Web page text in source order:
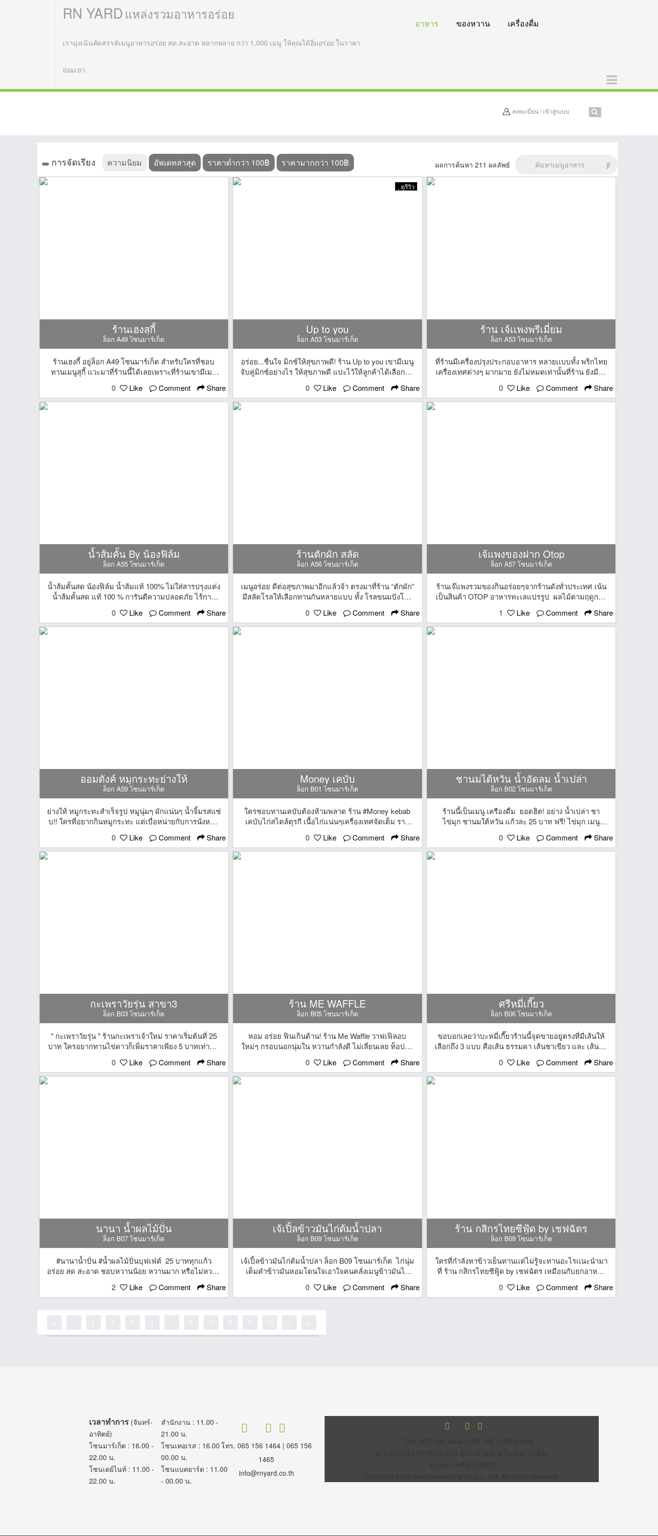
RN YARD แหล่งรวมอาหารอร่อย
เรามุ่งเน้นคัดสรรค์เมนูอาหารอร่อย สด สะอาด หลากหลาย กว่า 1,000 เมนู ให้คุณได้อิ่มอร่อย ในราคา
ย่อมเยา
อาหาร ของหวาน เครื่องดื่ม
ลงทะเบียน / เข้าสู่ระบบ
การจัดเรียง ความนิยม อัพเดทล่าสุด ราคาต่ำกว่า 100฿ ราคามากกว่า 100฿ ผลการค้นหา 211 ผลลัพธ์
ร้านเฮงสุกี้
ล็อก A49 โซนมาร์เก็ต
ร้านเฮงกี้ อยู่ล็อก A49 โซนมาร์เก็ต สำหรับใครที่ชอบ
ทานเมนูสุกี้ เเวะมาที่ร้านนี้ได้เลยเพราะที่ร้านเขามีเมนู
ทั้ง สุกี้น้ำอกไก่ สุกี้น้ำหมู สุกี้น้ำทะเล ราคาเริ่มต้นเพียง
45 บาทเท่านั้น เเละยังไม่หมดที่ร้านเขามี ทอดมันกุ้งเเละ
ปอเปี๊ยะกุ้งด้วยนะครับ เย็นนี้เเวะมาอุดหนุนกันได้นะครับ
0 Like Comment Share
ดูรีวิว
Up to you
ล็อก A53 โซนมาร์เก็ต
อร่อย...ชื่นใจ มิกซ์ให้สุขภาพดี! ร้าน Up to you เขามีเมนู
จับคู่มิกซ์อย่างไร ให้สุขภาพดี แปะไว้ให้ลูกค้าได้เลือกกัน
ที่หน้าร้านด้วย อยากผิวสวย ควบคุมน้ำหนัก ชะลอริ้วรอย
ลดคลอเรสเตอรอล แก้ท้องผูก หรือ คลายเครียด ก็สั่งผล
ไม้ตามเมนูแนะนำมามิกซ์กันได้เลย ทุกแก้วรับประกันว่า
0 Like Comment Share
ร้าน เจ้เเพงพรีเมี่ยม
ล็อก A53 โซนมาร์เก็ต
ที่ร้านมีเครื่องปรุงประกอบอาหาร หลายเเบบทั้ง พริกไทย
เครื่องเทศต่างๆ มากมาย ยังไม่หมดเท่านั้นที่ร้าน ยังมีไข่
ไก่ ไข่นกกะทา สดๆ ใครที่หาวัตถุดิบประกอบอาหาร
เเนะนำร้านนี้ได้เลยนะครับ
0 Like Comment Share
น้ำส้มคั้น By น้องฟิล์ม
ล็อก A55 โซนมาร์เก็ต
น้ำส้มคั้นสด น้องฟิล์ม น้ำส้มแท้ 100% ไม่ใส่สารปรุงแต่ง
น้ำส้มคั้นสด แท้ 100 % การันตีความปลอดภัย ไร้การ
ปรุงแต่ง ไม่ผสมสีและน้ำตาล อร่อย สดชื่นสุดๆ นอกจาก
ดับกระหายเพิ่มความสดชื่นแล้ว ยังช่วยให้ระบบย่อย
อาหารทำงานดีขึ้น มีวิตามิน C ทำให้ผิวสวย รวมไปถึง
0 Like Comment Share
ร้านตักผัก สลัด
ล็อก A56 โซนมาร์เก็ต
เมนูอร่อย ดีต่อสุขภาพมาอีกแล้วจ้า ตรงมาที่ร้าน “ตักผัก”
มีสลัดโรลให้เลือกทานกันหลายแบบ ทั้ง โรลขนมปังโฮล
วีท ปูอัด สาหร่าย ไข่หวาน กล่องละ 35 บาทเท่านั้น ผัก
ร้านนี้ สด สะอาด ปลอดสาร น้ำสลัดก็มีให้เลือกหลาย
แบบ ไขมันต่ำ ดีต่อสุขภาพ แถมยังมีเมนูข้าวปลาซาบะ
0 Like Comment Share
เจ้แพงของฝาก Otop
ล็อก A57 โซนมาร์เก็ต
ร้านเจ๊แพงรวมของกินอร่อยๆจากร้านดังทั่วประเทศ เน้น
เป็นสินค้า OTOP อาหารทะเลแปรรูป ผลไม้ตามฤดูกาล
อร่อย ราคาย่อมเยา สลับหมุนเวียนกันไป นึกถึงของฝาก
นึกถึงร้านเจ๊แพงเลยจ้า
1 Like Comment Share
ออมตังค์ หมูกระทะย่างให้
ล็อก A59 โซนมาร์เก็ต
ย่างให้ หมูกระทะสำเร็จรูป หมูนุ่มๆ ผักแน่นๆ น้ำจิ้มรสแซ่
บ!! ใครที่อยากกินหมูกระทะ แต่เบื่อหน่ายกับการนั่งหน้า
เตาร้อนๆ หรือเพื่อนไม่ว่างตรงกันสักที ต้องรอคนนู้นคน
นี้ ขอแนะนำร้านนี้เลย หมูกระทะสำเร็จรูป ! ย่างให้ร้อนๆ
ได้กลิ่นเนยหอมๆ พร้อมชุดผัก น้ำจิ้มจิ้มสุดแซ่บ!
0 Like Comment Share
Money เคบับ
ล็อก B01 โซนมาร์เก็ต
ใครชอบทานเคบับต้องห้ามพลาด ร้าน #Money kebab
เคบับไก่สไตล์ตุรกี เนื้อไก่แน่นๆเครื่องเทศจัดเต็ม ราด
ด้วยซอสสูตรพิเศษรสเข้มข้น รับประกันความอร่อยเสิร์ฟ
ร้อนๆ ชิ้นใหญ่เต็มคำ ราคาเริ่มต้นเพียง 25 บาทเท่านั้น
แบบนี้พลาดไม่ได้แล้ว
0 Like Comment Share
ชานมไต้หวัน น้ำอัดลม น้ำเปล่า
ล็อก B02 โซนมาร์เก็ต
ร้านนี้เป็นเมนู เครืองดื่ม ยอดฮิต! อย่าง น้ำเปล่า ชา
ไข่มุก ชานมใต้หวัน แก้วละ 25 บาท ฟรี! ไข่มุก เมนู
0 Like Comment Share
กะเพราวัยรุ่น สาขา3
ล็อก B03 โซนมาร์เก็ต
" กะเพราวัยรุ่น " ร้านกะเพราเจ้าใหม่ ราคาเริ่มต้นที่ 25
บาท ใครอยากทานไข่ดาวก็เพิ่มราคาเพียง 5 บาทเท่านั้น
กระเป๋าา
0 Like Comment Share
ร้าน ME WAFFLE
ล็อก B05 โซนมาร์เก็ต
หอม อร่อย ฟินเกินต้าน! ร้าน Me Waffle วาฟเฟิลอบ
ใหม่ๆ กรอบนอกนุ่มใน หวานกำลังดี ไม่เลี่ยนเลย ท็อปปิ้ง
ก็จัดเต็มกว่า 10 หน้า! มีทั้งไส้คาวและหวานให้เลือกจุใจ
ในราคาชิ้นละ 10 บาท! คุ้มกว่านี้ไม่มีอีกแล้ว!
0 Like Comment Share
ศรีหมี่เกี๊ยว
ล็อก B06 โซนมาร์เก็ต
ขอบอกเลยว่าบะหมี่เกี๊ยวร้านนี้จุดขายอยู่ตรงที่มีเส้นให้
เลือกถึง 3 แบบ คือเส้น ธรรมดา เส้นชาเขียว และ เส้นชา
โคล เส้นเหนียวนุ่ม...ได้รสสัมผัสที่ต่างกันออกไป เสิร์ฟ
พร้อมหมูแดง และ เกี๊ยวคำโต แป้งนุ่มๆ ไส้แน่นๆ ราคา
เริ่มต้นที่ 35 บาทเท่านั้นจ้า
0 Like Comment Share
นานา น้ำผลไม้ปั่น
ล็อก B07 โซนมาร์เก็ต
#นานาน้ำปั่น #น้ำผลไม้ปั่นบุฟเฟ่ต์ 25 บาททุกแก้ว
อร่อย สด สะอาด ชอบหวานน้อย หวานมาก หรือไม่หวาน
เลย ก็สั่งได้นะคะ ที่ร้านมีผลไม้สดๆให้เลือกเยอะมากก
ทั้ง อโวคาโด แอปเปิ้ล ส้ม แตงโม กีวี่ ฯลฯ เลือกมิกซ์ได้
2 Like Comment Share
เจ้เปิ้ลข้าวมันไก่ต้มน้ำปลา
ล็อก B09 โซนมาร์เก็ต
เจ้เปิ้ลข้าวมันไก่ต้มน้ำปลา ล็อก B09 โซนมาร์เก็ต ไก่นุ่ม
เต็มคำข้าวมันหอมโดนใจเอาใจคนคลั่งเมนูข้าวมันไก่
0 Like Comment Share
ร้าน กสิกรไทยซีฟู้ด by เชฟฉัตร
ล็อก B09 โซนมาร์เก็ต
ใครที่กำลังหาข้าวเย็นทานเเต่ไม่รู้จะทานอะไรเเนะนำมา
ที่ ร้าน กสิกรไทยซีฟู้ด by เชฟฉัตร เหมือนกับยกอาหาร
ภัตตาคาร มาไว้ในตลาด RN Yard โคราช ที่ร้านเขามี
เมนูทั้ง ปลาช่อนเเป๊ะซะ ต้มยำ กุ้งเเช่น้ำปลา ข้าวผัด กุ้ง
0 Like Comment Share
เวลาทำการ(จันทร์-
อาทิตย์)
โซนมาร์เก็ต : 16.00 -
22.00 น.
โซนเดย์ไนท์ : 11.00 -
22.00 น.
สำนักงาน : 11.00 -
21.00 น.
โซนเทอเรส : 16.00 -
00.00 น.
โซนแบคยาร์ด : 11.00
- 00.00 น.
โทร. 065 156 1464 | 065 156
1465
info@rnyard.co.th